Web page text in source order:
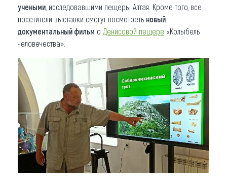
учеными , исследовавшими пещеры Алтая. Кроме того, все
посетители выставки смогут посмотреть новый
документальный фильм о Денисовой пещере «Колыбель
человечества».